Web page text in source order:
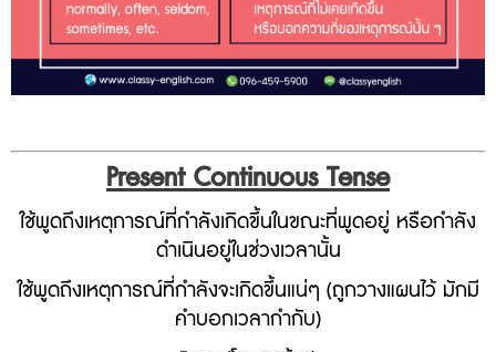
PresentContinuousTense
ใช้พูดถึงเหตุการณ์ที่กำลังเกิดขึ้นในขณะที่พูดอยู่ หรือกำลัง
ดำเนินอยู่ในช่วงเวลานั้น
ใช้พูดถึงเหตุการณ์ที่กำลังจะเกิดขึ้นแน่ๆ (ถูกวางแผนไว้ มักมี
คำบอกเวลากำกับ)